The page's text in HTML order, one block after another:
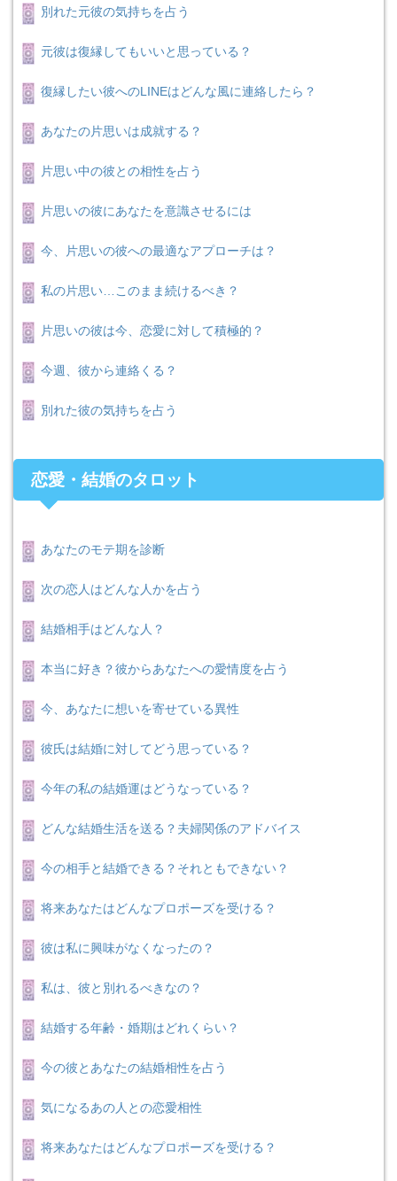
別れた元彼の気持ちを占う
元彼は復縁してもいいと思っている？
復縁したい彼へのLINEはどんな風に連絡したら？
あなたの片思いは成就する？
片思い中の彼との相性を占う
片思いの彼にあなたを意識させるには
今、片思いの彼への最適なアプローチは？
私の片思い…このまま続けるべき？
片思いの彼は今、恋愛に対して積極的？
今週、彼から連絡くる？
別れた彼の気持ちを占う
恋愛・結婚のタロット
あなたのモテ期を診断
次の恋人はどんな人かを占う
結婚相手はどんな人？
本当に好き？彼からあなたへの愛情度を占う
今、あなたに想いを寄せている異性
彼氏は結婚に対してどう思っている？
今年の私の結婚運はどうなっている？
どんな結婚生活を送る？夫婦関係のアドバイス
今の相手と結婚できる？それともできない？
将来あなたはどんなプロポーズを受ける？
彼は私に興味がなくなったの？
私は、彼と別れるべきなの？
結婚する年齢・婚期はどれくらい？
今の彼とあなたの結婚相性を占う
気になるあの人との恋愛相性
将来あなたはどんなプロポーズを受ける？